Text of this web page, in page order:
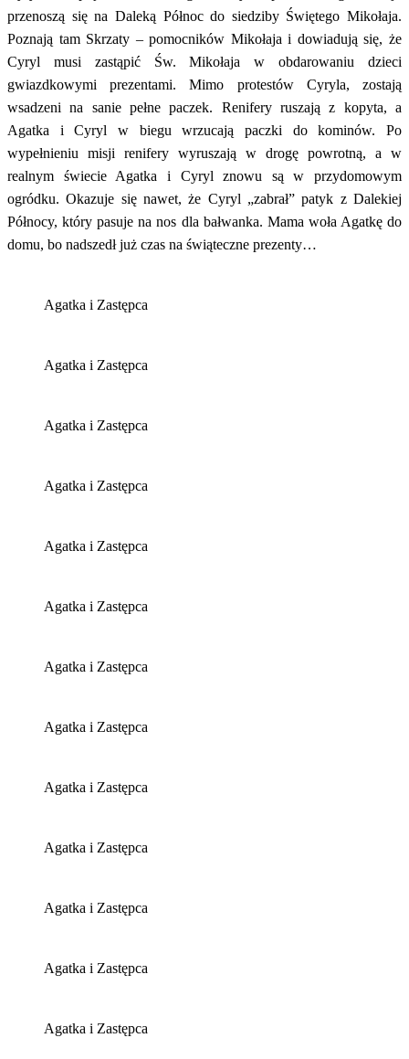
przenoszą się na Daleką Północ do siedziby Świętego Mikołaja.
Poznają tam Skrzaty – pomocników Mikołaja i dowiadują się, że
Cyryl musi zastąpić Św. Mikołaja w obdarowaniu dzieci
gwiazdkowymi prezentami. Mimo protestów Cyryla, zostają
wsadzeni na sanie pełne paczek. Renifery ruszają z kopyta, a
Agatka i Cyryl w biegu wrzucają paczki do kominów. Po
wypełnieniu misji renifery wyruszają w drogę powrotną, a w
realnym świecie Agatka i Cyryl znowu są w przydomowym
ogródku. Okazuje się nawet, że Cyryl „zabrał” patyk z Dalekiej
Północy, który pasuje na nos dla bałwanka. Mama woła Agatkę do
domu, bo nadszedł już czas na świąteczne prezenty…
Agatka i Zastępca
Agatka i Zastępca
Agatka i Zastępca
Agatka i Zastępca
Agatka i Zastępca
Agatka i Zastępca
Agatka i Zastępca
Agatka i Zastępca
Agatka i Zastępca
Agatka i Zastępca
Agatka i Zastępca
Agatka i Zastępca
Agatka i Zastępca